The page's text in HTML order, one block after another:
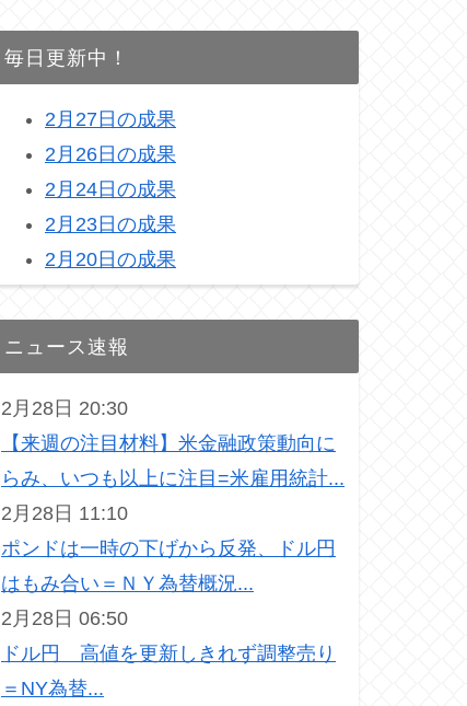
毎日更新中！
2月27日の成果
2月26日の成果
2月24日の成果
2月23日の成果
2月20日の成果
ニュース速報
2月28日 20:30
【来週の注目材料】米金融政策動向に
らみ、いつも以上に注目=米雇用統計...
2月28日 11:10
ポンドは一時の下げから反発、ドル円
はもみ合い＝ＮＹ為替概況...
2月28日 06:50
ドル円 高値を更新しきれず調整売り
＝NY為替...